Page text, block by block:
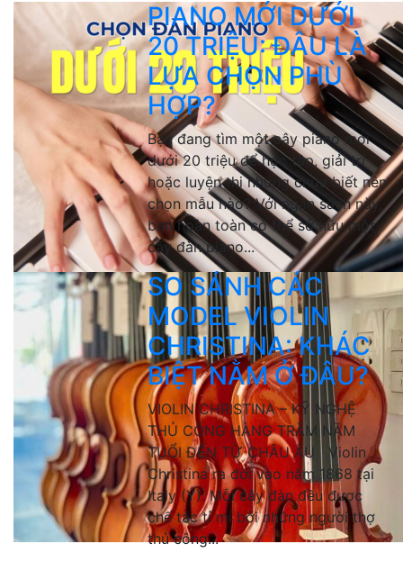
PIANO MỚI DƯỚI
20 TRIỆU: ĐÂU LÀ
LỰA CHỌN PHÙ
HỢP?
Bạn đang tìm một cây piano mới
dưới 20 triệu để học tập, giải trí
hoặc luyện thi nhưng chưa biết nên
chọn mẫu nào? Với ngân sách này,
bạn hoàn toàn có thể sở hữu một
cây đàn piano...
SO SÁNH CÁC
MODEL VIOLIN
CHRISTINA: KHÁC
BIỆT NẰM Ở ĐÂU?
VIOLIN CHRISTINA – KỸ NGHỆ
THỦ CÔNG HÀNG TRĂM NĂM
TUỔI ĐẾN TỪ CHÂU ÂU Violin
Christina ra đời vào năm 1868 tại
Italy (Ý). Mỗi cây đàn đều được
chế tác tỉ mỉ bởi những người thợ
thủ công...